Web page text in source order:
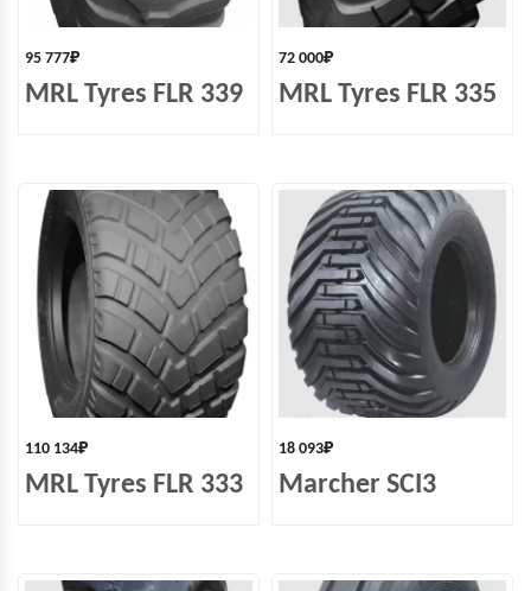
95 777₽
MRL Tyres FLR 339
72 000₽
MRL Tyres FLR 335
110 134₽
MRL Tyres FLR 333
18 093₽
Marcher SCI3